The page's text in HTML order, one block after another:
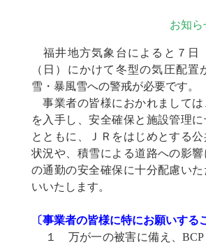
お知ら
福井地方気象台によると７日
（日）にかけて冬型の気圧配置
雪・暴風雪への警戒が必要です。
事業者の皆様におかれましては
を入手し、安全確保と施設管理に
とともに、ＪＲをはじめとする
状況や、積雪による道路への影
の通勤の安全確保に十分配慮い
いいたします。
〔事業者の皆様に特にお願いする
１ 万が一の被害に備え、BCP